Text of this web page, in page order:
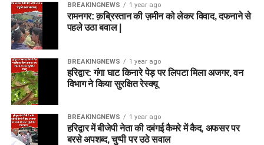
BREAKINGNEWS 1 year ago
रामनगर: क़ब्रिस्तान की ज़मीन को लेकर विवाद, दफनाने से
पहले उठा बवाल |
BREAKINGNEWS 1 year ago
हरिद्वार: गंगा घाट किनारे पेड़ पर लिपटा मिला अजगर, वन
विभाग ने किया सुरक्षित रेस्क्यू
BREAKINGNEWS 1 year ago
हरिद्वार में बीजेपी नेता की दबंगई कैमरे में कैद, अफसर पर
बरसे अपशब्द, चुप्पी पर उठे सवाल